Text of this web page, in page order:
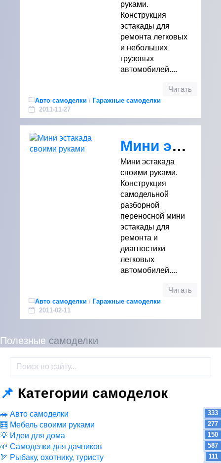
Полезные самоделки
📌 Категории самоделок
🚗 Авто самоделки 333
🧮 Мебель своими руками 277
💡 Идеи для дома 150
🌱 Самоделки для дачников 587
🏹 Рыбаку, охотнику, туристу 111
руками.
Конструкция
эстакады для
ремонта легковых
и небольших
грузовых
автомобилей....
Читать
Авто самоделки / Гаражные самоделки
2011-11-27
Мини эстакада своими руками
Мини эстакада
своими руками.
Конструкция
самодельной
разборной
переносной мини
эстакады для
ремонта и
диагностики
легковых
автомобилей....
Читать
Авто самоделки / Гаражные самоделки
2011-02-11